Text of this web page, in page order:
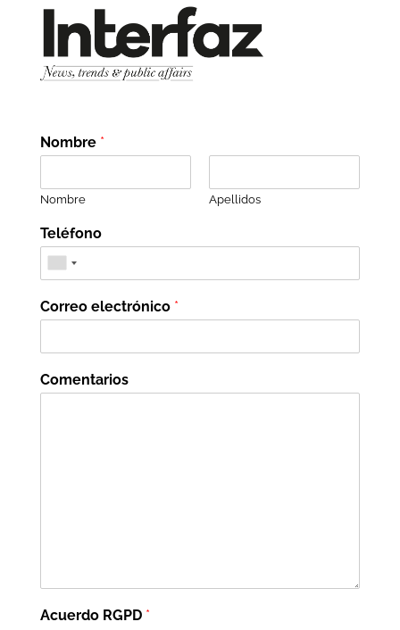
Nombre *
Nombre Apellidos
Teléfono
Correo electrónico *
Comentarios
Acuerdo RGPD *